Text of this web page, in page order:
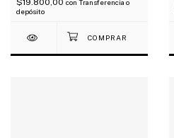
$19.800,00 con Transferencia o
depósito